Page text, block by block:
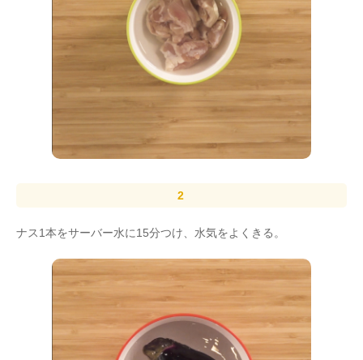
ナス1本をサーバー水に15分つけ、水気をよくきる。